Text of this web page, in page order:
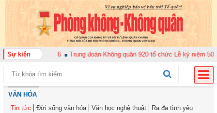
Sự kiện
bộ năm 2026 Trung đoàn Không quân 920 tổ chức Lễ kỷ niệm 50
VĂN HÓA
Tin tức
Đời sống văn hóa Văn học nghệ thuật Ra đa tình yêu